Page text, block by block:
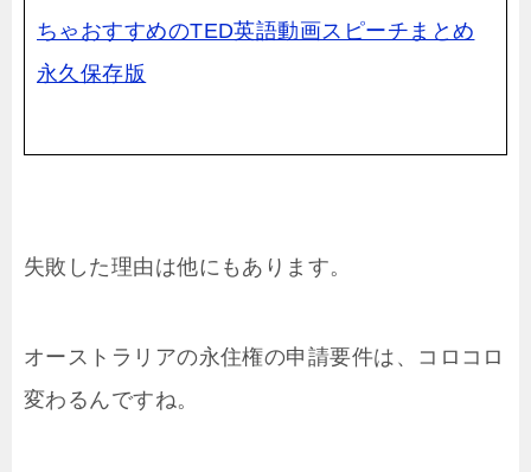
ちゃおすすめのTED英語動画スピーチまとめ
永久保存版
失敗した理由は他にもあります。
オーストラリアの永住権の申請要件は、コロコロ
変わるんですね。